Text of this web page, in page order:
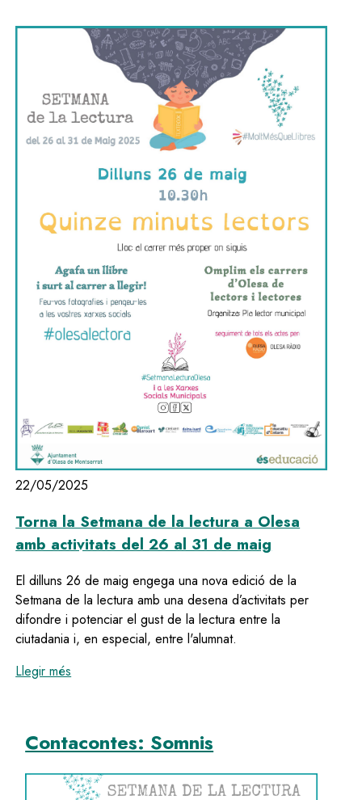
22/05/2025
Torna la Setmana de la lectura a Olesa
amb activitats del 26 al 31 de maig
El dilluns 26 de maig engega una nova edició de la
Setmana de la lectura amb una desena d’activitats per
difondre i potenciar el gust de la lectura entre la
ciutadania i, en especial, entre l'alumnat.
Llegir més
Contacontes: Somnis
Image